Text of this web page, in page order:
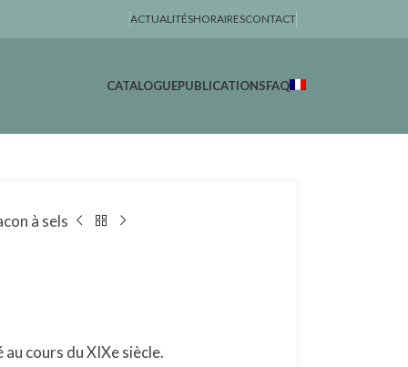
ACTUALITÉSHORAIRESCONTACT
CATALOGUEPUBLICATIONSFAQ
à sels
cours du XIXe siècle.